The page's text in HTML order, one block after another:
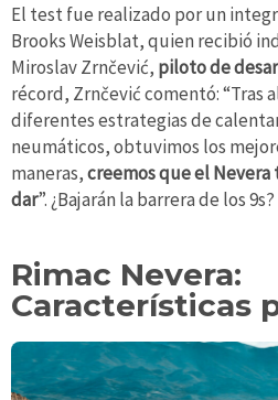
El test fue realizado por un
Brooks Weisblat, quien recibió
Miroslav Zrnčević, piloto de
récord, Zrnčević comentó: “Tras
diferentes estrategias de
neumáticos, obtuvimos los
maneras,creemos que el Nevera
dar”. ¿Bajarán la barrera de los
Rimac Nevera:
Características